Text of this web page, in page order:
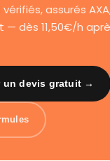
assurés
— dès 11,50€/h
un devis gratuit →